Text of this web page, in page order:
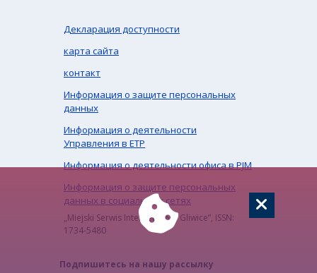
Декларация доступности
карта сайта
контакт
Информация о защите персональных
данных
Информация о деятельности
Управления в ЕТР
Информация о деятельности офиса в PJM
Информация о защите персональных
данных в социальных сетях
„Miejski Serwis Internetowy – Gliwice”, ISSN:
1734-5480
Подпишитесь на нашу рассылку